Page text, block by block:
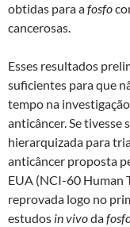
obtidas para afosfo
cancerosas.
Esses resultados
suficientes para que
tempo na
anticâncer. Se tivesse
hierarquizada para
anticâncer proposta
EUA (NCI-60 Human
reprovada logo no
estudos in vivoda